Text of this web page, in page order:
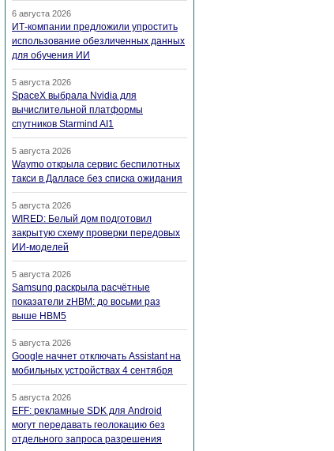
6 августа 2026
ИТ-компании предложили упростить
использование обезличенных данных
для обучения ИИ
5 августа 2026
SpaceX выбрала Nvidia для
вычислительной платформы
спутников Starmind AI1
5 августа 2026
Waymo открыла сервис беспилотных
такси в Далласе без списка ожидания
5 августа 2026
WIRED: Белый дом подготовил
закрытую схему проверки передовых
ИИ-моделей
5 августа 2026
Samsung раскрыла расчётные
показатели zHBM: до восьми раз
выше HBM5
5 августа 2026
Google начнет отключать Assistant на
мобильных устройствах 4 сентября
5 августа 2026
EFF: рекламные SDK для Android
могут передавать геолокацию без
отдельного запроса разрешения